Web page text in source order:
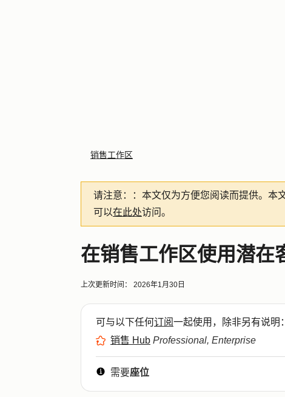
销售工作区
请注意： ：本文仅为方便您阅读而提供。 本
可以在此处访问。
在销售工作区使用潜在
上次更新时间： 2026年1月30日
可与以下任何订阅一起使用，除非另有说明：
销售 Hub Professional, Enterprise
需要座位